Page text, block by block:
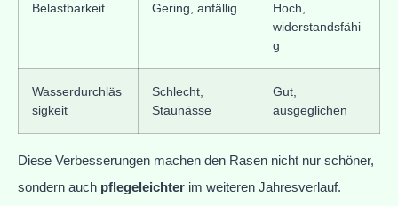
Belastbarkeit Gering, anfällig
Hoch,
widerstandsfähi
g
Wasserdurchläs
sigkeit
Schlecht,
Staunässe
Gut,
ausgeglichen
Diese Verbesserungen machen den Rasen nicht nur schöner,
sondern auch pflegeleichter im weiteren Jahresverlauf.